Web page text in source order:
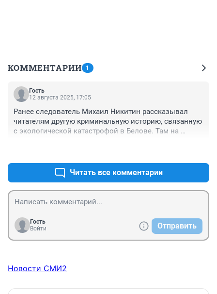
КОММЕНТАРИИ 1
Гость
12 августа 2025, 17:05
Ранее следователь Михаил Никитин рассказывал
читателям другую криминальную историю, связанную
с экологической катастрофой в Белове. Там на
проверяйте факты, милокЧитать все комментарии
Гость
Войти
Отправить
Новости СМИ2